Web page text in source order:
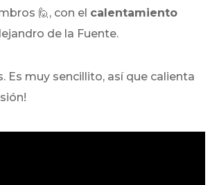
🙋, con el calentamiento
de la Fuente.
Es muy sencillito, así que calienta